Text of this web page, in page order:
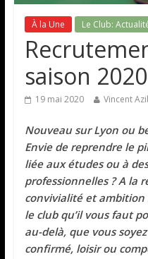
À la Une Le Club:
saison
19 mai 2020 Vincent
Nouveau sur Lyon ou
Envie de reprendre le
liée aux études ou à
professionnelles ? A la
convivialité et ambition
le club qu’il vous faut
au-delà, que vous
confirmé, loisir ou